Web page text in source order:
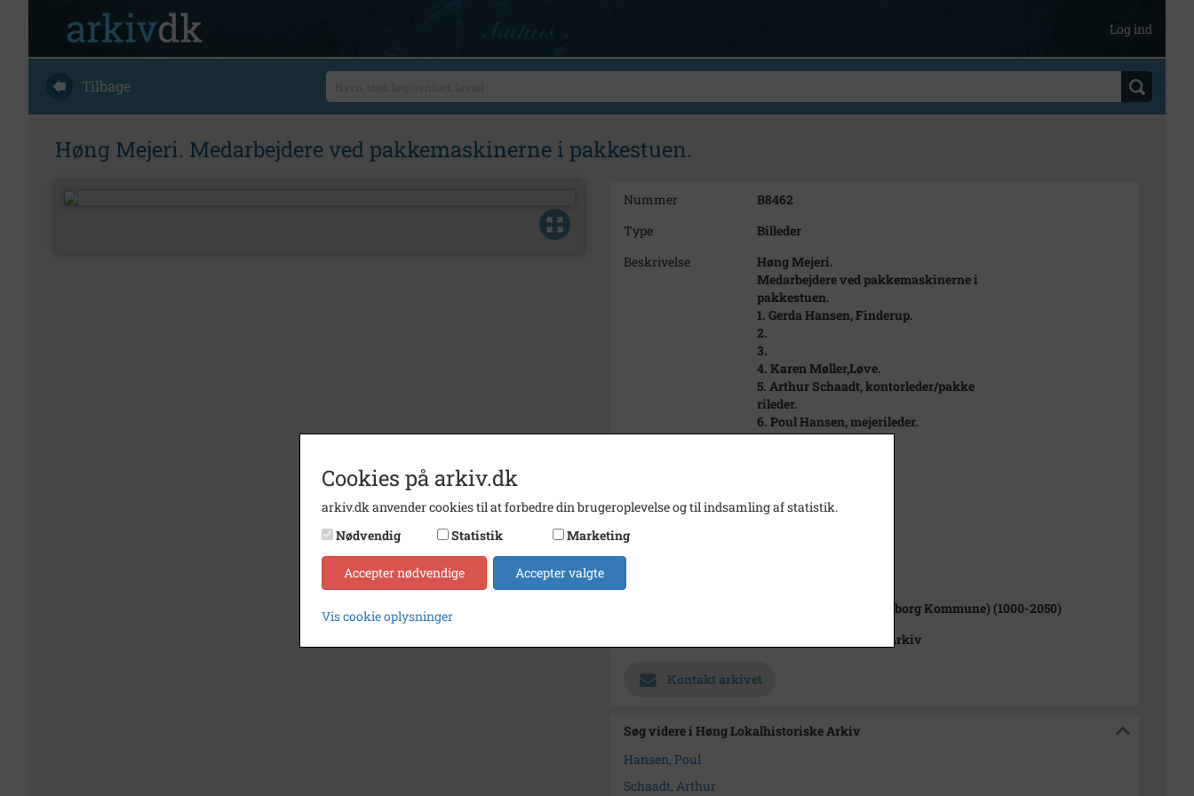
Log ind
Tilbage
Høng Mejeri. Medarbejdere ved pakkemaskinerne i pakkestuen.
Nummer
B8462
Type
Billeder
Beskrivelse
Høng Mejeri.
Medarbejdere ved pakkemaskinerne i
pakkestuen.
1. Gerda Hansen, Finderup.
2.
3.
4. Karen Møller,Løve.
5. Arthur Schaadt, kontorleder/pakke
rileder.
6. Poul Hansen, mejerileder.
Fotograf
Christen Jensen
Se på kort
Finderup Sogn (Kalundborg Kommune) (1000-2050)
Høng Lokalhistoriske Arkiv
Kontakt arkivet
Søg videre i Høng Lokalhistoriske Arkiv
Hansen, Poul
Schaadt, Arthur
Cookies på arkiv.dk
arkiv.dk anvender cookies til at forbedre din brugeroplevelse og til indsamling af statistik.
Nødvendig
Statistik Marketing
Accepter nødvendige Accepter valgte
Vis cookie oplysninger